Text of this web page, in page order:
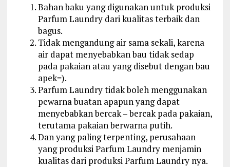
Bahan baku yang digunakan untuk produksi
Parfum Laundry dari kualitas terbaik dan
bagus.
Tidak mengandung air sama sekali, karena
air dapat menyebabkan bau tidak sedap
pada pakaian atau yang disebut dengan bau
apek=).
Parfum Laundry tidak boleh menggunakan
pewarna buatan apapun yang dapat
menyebabkan bercak – bercak pada pakaian,
terutama pakaian berwarna putih.
Dan yang paling terpenting, perusahaan
yang produksi Parfum Laundry menjamin
kualitas dari produksi Parfum Laundry nya.